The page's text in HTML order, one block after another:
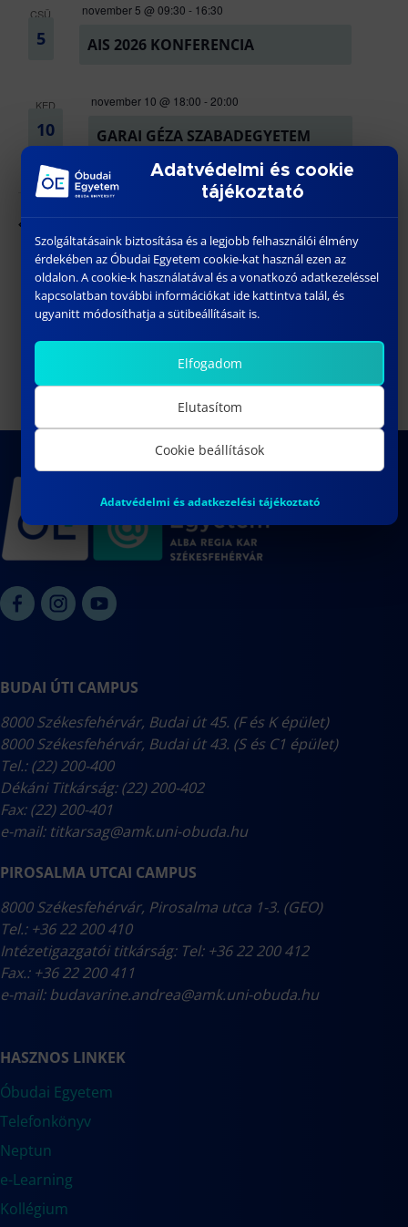
CSÜ
5 AIS 2026 KONFERENCIA
november 5 @ 09:30 - 16:30
KED
10 GARAI GÉZA SZABADEGYETEM
november 10 @ 18:00 -20:00
Ma
Következő
Feliratkozás a naptárra
BUDAI ÚTI CAMPUS
8000 Székesfehérvár, Budai út 45. (F és K épület)
8000 Székesfehérvár, Budai út 43. (S és C1 épület)
Tel.: (22) 200-400
Dékáni Titkárság: (22) 200-402
Fax: (22) 200-401
e-mail: titkarsag@amk.uni-obuda.hu
PIROSALMA UTCAI CAMPUS
8000 Székesfehérvár, Pirosalma utca 1-3. (GEO)
Tel.: +36 22 200 410
Intézetigazgatói titkárság: Tel: +36 22 200 412
Fax.: +36 22 200 411
e-mail:budavarine.andrea@amk.uni-obuda.hu
HASZNOS LINKEK
Óbudai Egyetem
Telefonkönyv
Neptun
e-Learning
Kollégium
Adatvédelmi és cookie
tájékoztató
Szolgáltatásaink biztosítása és a legjobb felhasználói élmény
érdekében az Óbudai Egyetem cookie-kat használ ezen az
oldalon. A cookie-k használatával és a vonatkozó adatkezeléssel
kapcsolatban további információkat ide kattintva talál, és
ugyanitt módosíthatja a sütibeállításait is.
Elfogadom
Elutasítom
Cookie beállítások
Adatvédelmi és adatkezelési tájékoztató